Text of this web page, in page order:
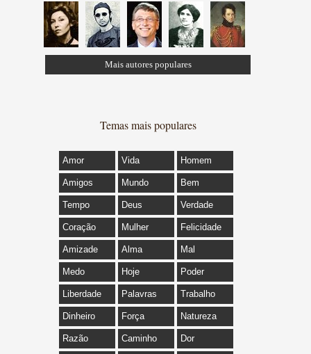
Mais autores populares
Temas mais populares
Amor Vida Homem
Amigos Mundo Bem
Tempo Deus Verdade
Coração Mulher Felicidade
Amizade Alma Mal
Medo Hoje Poder
Liberdade Palavras Trabalho
Dinheiro Força Natureza
Razão Caminho Dor